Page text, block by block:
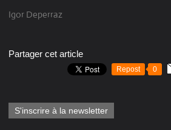
Igor Deperraz
Partager cet article
Repost 0
S'inscrire à la newsletter